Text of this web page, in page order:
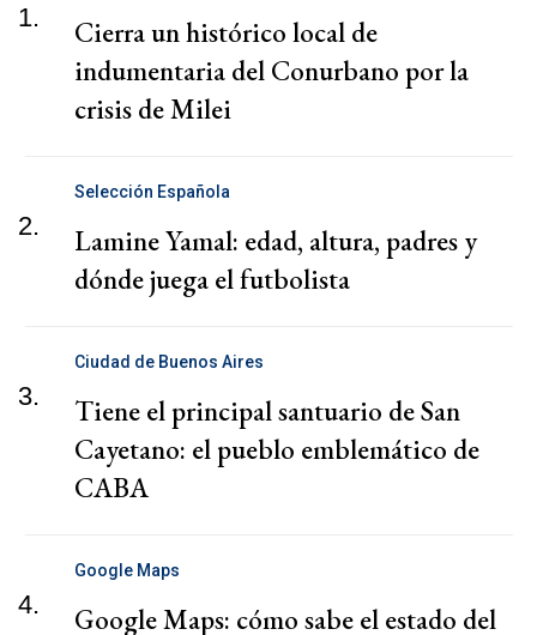
1.
Cierra un histórico local de
indumentaria del Conurbano por la
crisis de Milei
2.
Selección Española
Lamine Yamal: edad, altura, padres y
dónde juega el futbolista
3.
Ciudad de Buenos Aires
Tiene el principal santuario de San
Cayetano: el pueblo emblemático de
CABA
4.
Google Maps
Google Maps: cómo sabe el estado del